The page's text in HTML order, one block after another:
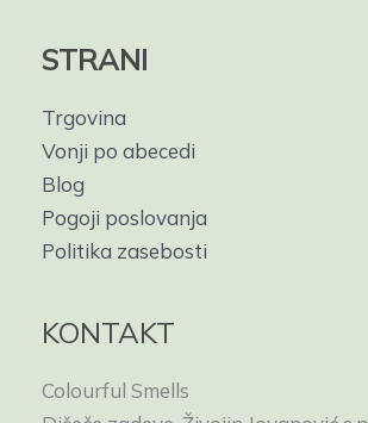
STRANI
Trgovina
Vonji po abecedi
Blog
Pogoji poslovanja
Politika zasebosti
KONTAKT
Colourful Smells